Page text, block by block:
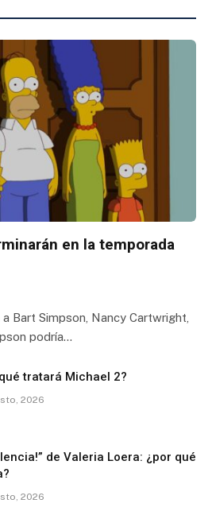
en la temporada
Bart Simpson, Nancy Cartwright,
podría…
tratará Michael 2?
2026
de Valeria Loera: ¿por qué
2026